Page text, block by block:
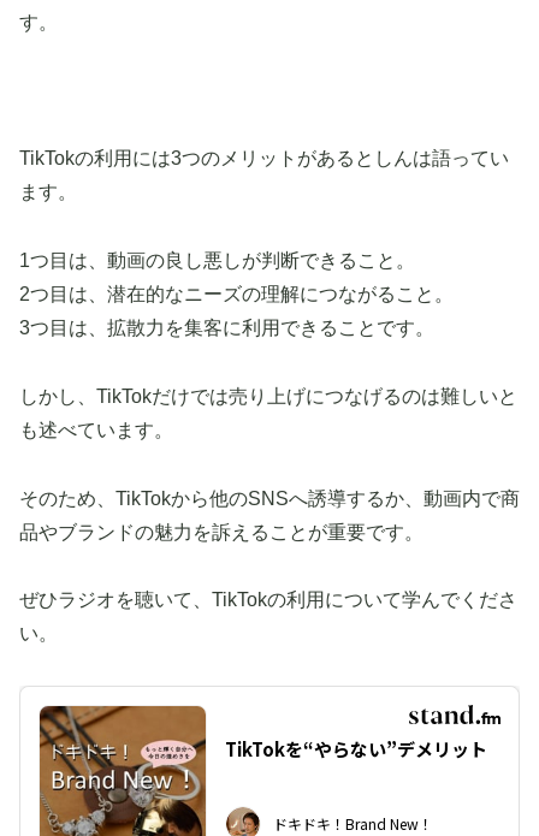
す。
TikTokの利用には3つのメリットがあるとしんは語ってい
ます。
1つ目は、動画の良し悪しが判断できること。
2つ目は、潜在的なニーズの理解につながること。
3つ目は、拡散力を集客に利用できることです。
しかし、TikTokだけでは売り上げにつなげるのは難しいと
も述べています。
そのため、TikTokから他のSNSへ誘導するか、動画内で商
品やブランドの魅力を訴えることが重要です。
ぜひラジオを聴いて、TikTokの利用について学んでくださ
い。